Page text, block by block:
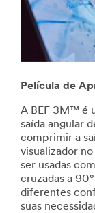
Película de
A BEF 3M™ é
saída angular
comprimir a
visualizador
ser usadas
cruzadas a
diferentes
suas